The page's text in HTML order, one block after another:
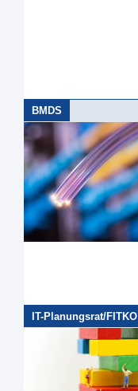
BMDS
IT-Planungsrat/FITKO